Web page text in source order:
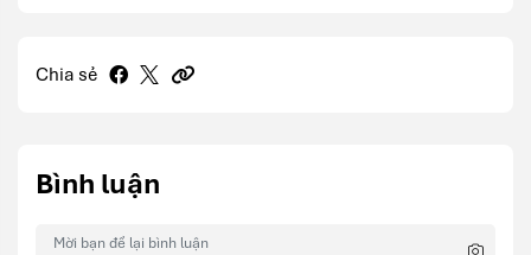
Chia sẻ
Bình luận